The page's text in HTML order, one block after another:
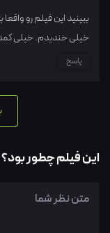
ببینید این فیلم رو
خیلی خندیدم. خیلی
پاسخ
این فیلم چطور بود؟